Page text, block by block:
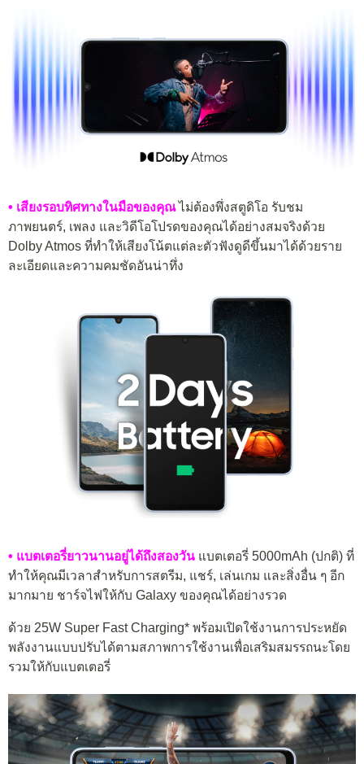
• เสียงรอบทิศทางในมือของคุณไม่ต้องพึ่งสตูดิโอ รับชม
ภาพยนตร์, เพลง และวิดีโอโปรดของคุณได้อย่างสมจริงด้วย
Dolby Atmos ที่ทำให้เสียงโน้ตแต่ละตัวฟังดูดีขึ้นมาได้ด้วยราย
ละเอียดและความคมชัดอันน่าทึ่ง
• แบตเตอรี่ยาวนานอยู่ได้ถึงสองวัน แบตเตอรี่ 5000mAh (ปกติ) ที่
ทำให้คุณมีเวลาสำหรับการสตรีม, แชร์, เล่นเกม และสิ่งอื่น ๆ อีก
มากมาย ชาร์จไฟให้กับ Galaxy ของคุณได้อย่างรวด
ด้วย 25W Super Fast Charging* พร้อมเปิดใช้งานการประหยัด
พลังงานแบบปรับได้ตามสภาพการใช้งานเพื่อเสริมสมรรถนะโดย
รวมให้กับแบตเตอรี่